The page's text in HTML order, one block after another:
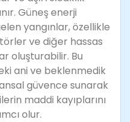
Güneş enerji
yangınlar, özellikle
ve diğer hassas
oluşturabilir. Bu
ani ve beklenmedik
güvence sunarak
maddi kayıplarını
olur.